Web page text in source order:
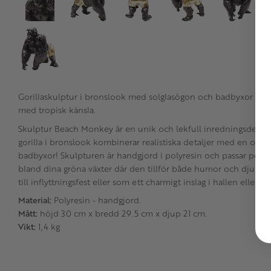
Gorillaskulptur i bronslook med solglasögon och badbyxor –
med tropisk känsla.
Skulptur Beach Monkey är en unik och lekfull inredningsdetalj
gorilla i bronslook kombinerar realistiska detaljer med en
badbyxor! Skulpturen är handgjord i polyresin och passar
bland dina gröna växter där den tillför både humor och
till inflyttningsfest eller som ett charmigt inslag i hallen eller
Material: Polyresin - handgjord.
Mått: höjd 30 cm x bredd 29.5 cm x djup 21 cm.
Vikt: 1,4 kg